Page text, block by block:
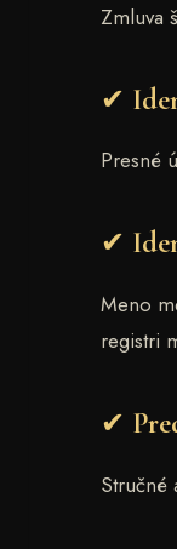
Zmluva
✔
Presné
✔
Meno
registri
✔
Stručné